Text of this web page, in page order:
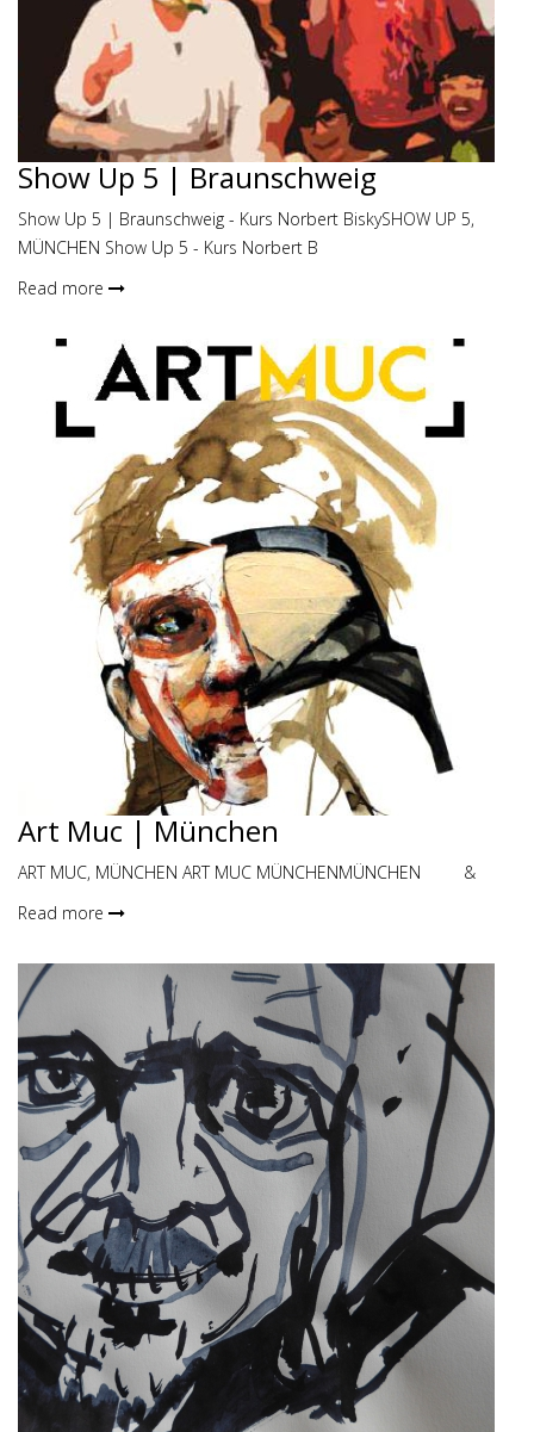
Show Up 5 | Braunschweig
Show Up 5 | Braunschweig - Kurs Norbert BiskySHOW UP 5,
MÜNCHEN Show Up 5 - Kurs Norbert B
Read more
Art Muc | München
ART MUC, MÜNCHEN ART MUC MÜNCHENMÜNCHEN &
Read more